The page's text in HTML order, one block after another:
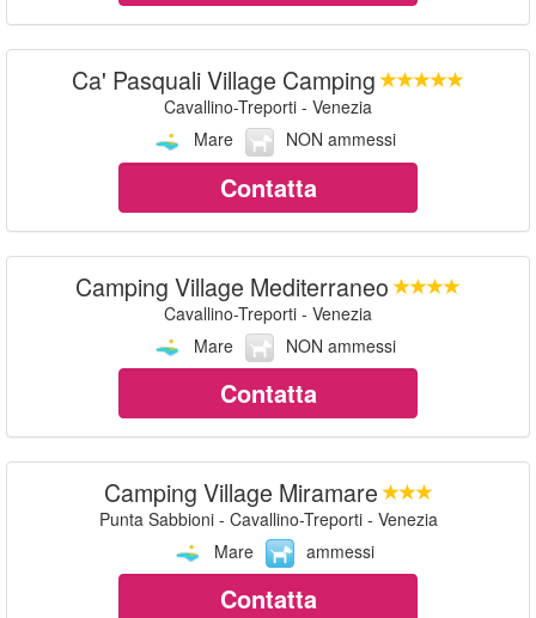
Ca' Pasquali Village Camping
Cavallino-Treporti - Venezia
Mare
NON ammessi
Contatta
Camping Village Mediterraneo
Cavallino-Treporti - Venezia
Mare
NON ammessi
Contatta
Camping Village Miramare
Punta Sabbioni - Cavallino-Treporti - Venezia
Mare
ammessi
Contatta